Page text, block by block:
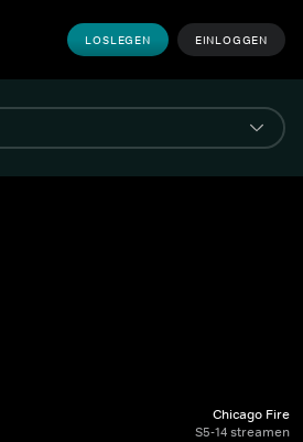
LOSLEGEN EINLOGGEN
Chicago Fire
S5-14 streamen